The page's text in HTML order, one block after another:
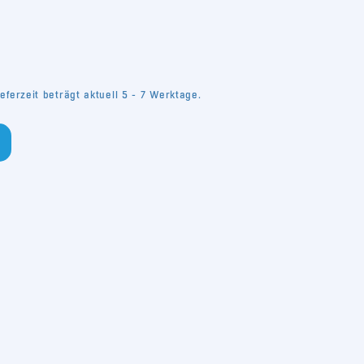
beträgt aktuell 5 - 7 Werktage.